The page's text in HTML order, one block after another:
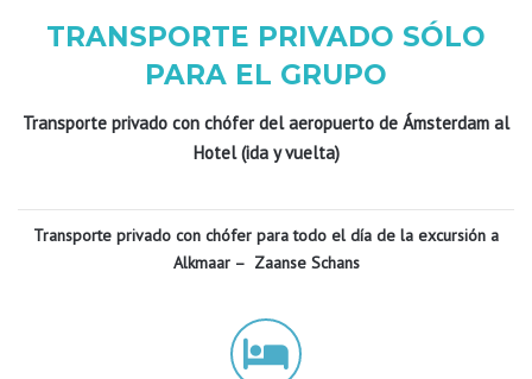
TRANSPORTE PRIVADO SÓLO
PARA EL GRUPO
Transporte privado con chófer del aeropuerto de Ámsterdam al
Hotel (ida y vuelta)
Transporte privado con chófer para todo el día de la excursión a
Alkmaar – Zaanse Schans